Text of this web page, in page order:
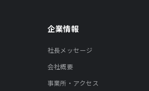
企業情報
社長メッセージ
会社概要
事業所・アクセス